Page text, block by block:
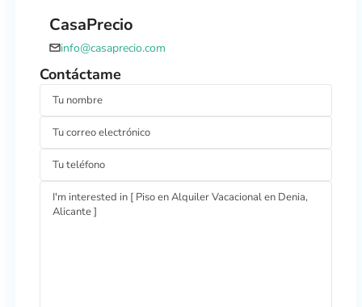
CasaPrecio
info@casaprecio.com
Contáctame